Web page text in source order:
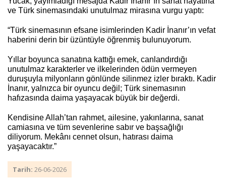
ve Türk sinemasındaki unutulmaz mirasına vurgu yaptı:
“Türk sinemasının efsane isimlerinden Kadir İnanır’ın vefat
haberini derin bir üzüntüyle öğrenmiş bulunuyorum.
Yıllar boyunca sanatına kattığı emek, canlandırdığı
unutulmaz karakterler ve ilkelerinden ödün vermeyen
duruşuyla milyonların gönlünde silinmez izler bıraktı. Kadir
İnanır, yalnızca bir oyuncu değil; Türk sinemasının
hafızasında daima yaşayacak büyük bir değerdi.
Kendisine Allah’tan rahmet, ailesine, yakınlarına, sanat
camiasına ve tüm sevenlerine sabır ve başsağlığı
diliyorum. Mekânı cennet olsun, hatırası daima
yaşayacaktır.”
Tarih: 26-06-2026